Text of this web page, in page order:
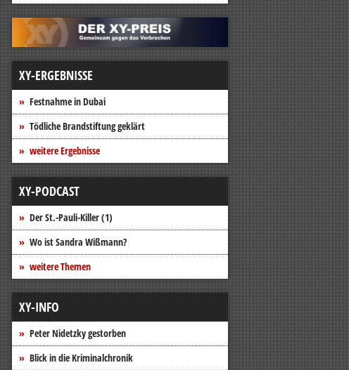
XY-ERGEBNISSE
Festnahme in Dubai
Tödliche Brandstiftung geklärt
weitere Ergebnisse
XY-PODCAST
Der St.-Pauli-Killer (1)
Wo ist Sandra Wißmann?
weitere Themen
XY-INFO
Peter Nidetzky gestorben
Blick in die Kriminalchronik